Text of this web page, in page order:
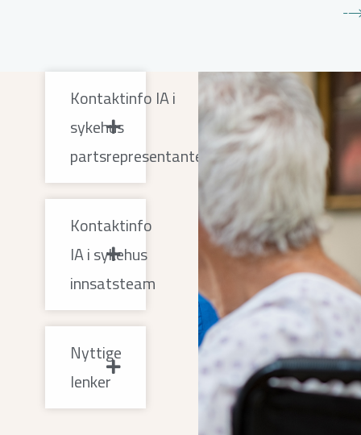
Kontaktinfo IA i
sykehus
partsrepresentanter
Kontaktinfo
IA i sykehus
innsatsteam
Nyttige
lenker